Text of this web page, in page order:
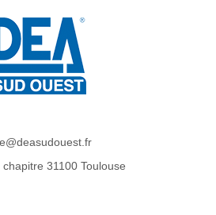
31100 Toulouse